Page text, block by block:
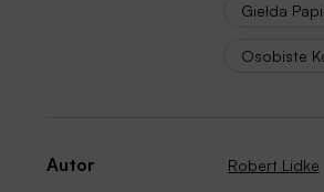
Giełda
Osobiste
Autor Robert Lidke